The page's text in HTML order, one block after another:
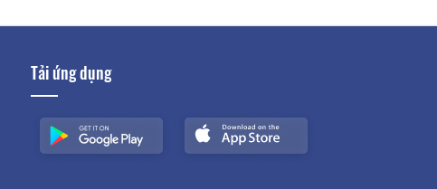
Tải ứng dụng